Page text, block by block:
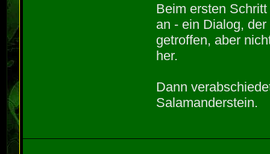
Beim ersten
an - ein Dialog,
getroffen, aber
her.
Dann
Salamanderstein.